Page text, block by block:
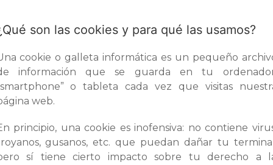
son las cookies y para qué las usamos?
cookie o galleta informática es un pequeño
información que se guarda en tu
o tableta cada vez que visitas
web.
principio, una cookie es inofensiva: no contiene
gusanos, etc. que puedan dañar tu
sí tiene cierto impacto sobre tu derecho a